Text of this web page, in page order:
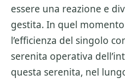
essere una reazione e
gestita. In quel
l’efficienza del singolo
serenita operativa
questa serenita, nel